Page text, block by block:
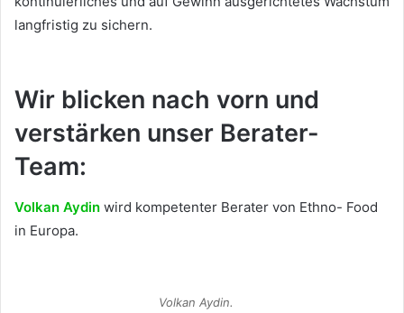
langfristig zu sichern.
Wir blicken nach vorn und
verstärken unser Berater-
Team:
Volkan Aydin wird kompetenter Berater von Ethno- Food
in Europa.
Volkan Aydin.